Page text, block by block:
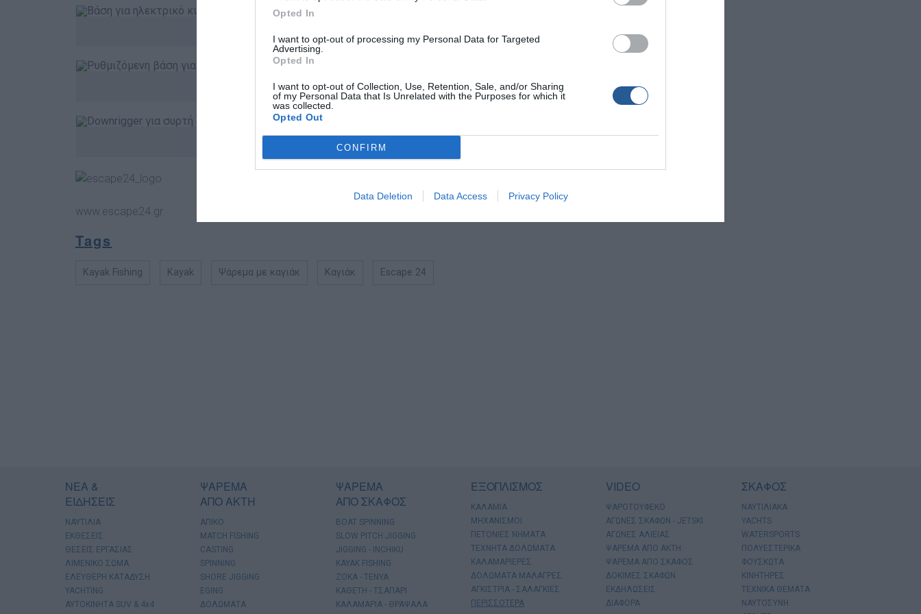
Opted In
I want to opt-out of processing my Personal Data for Targeted
Advertising.
Opted In
I want to opt-out of Collection, Use, Retention, Sale, and/or Sharing
of my Personal Data that Is Unrelated with the Purposes for which it
was collected.
Opted Out
CONFIRM
Data Deletion Data Access Privacy Policy
Ρυθµιζόµενη βάση για το σχοινί της άγκυρας
Downrigger για συρτή στα µεσόνερα και όχι µόνο!
www.escape24.gr
Tags
Kayak Fishing Kayak Ψάρεμα με καγιάκ Καγιάκ Escape 24
ΝΕΑ &
ΕΙΔΗΣΕΙΣ
ΝΑΥΤΙΛΙΑ
ΕΚΘΕΣΕΙΣ
ΘΕΣΕΙΣ ΕΡΓΑΣΙΑΣ
ΛΙΜΕΝΙΚΟ ΣΩΜΑ
ΕΛΕΥΘΕΡΗ ΚΑΤΑΔΥΣΗ
YACHTING
AYTOKINHTA SUV & 4x4
ΨΑΡΕΜΑ
ΑΠΟ ΑΚΤΗ
ΑΠΙΚΟ
MATCH FISHING
CASTING
SPINNING
SHORE JIGGING
EGING
ΔΟΛΩΜΑΤΑ
ΨΑΡΕΜΑ
ΑΠΟ ΣΚΑΦΟΣ
BOAT SPINNING
SLOW PITCH JIGGING
JIGGING - INCHIKU
KAYAK FISHING
ΖΟΚΑ - ΤΕΝΥΑ
ΚΑΘΕΤΗ - ΤΣΑΠΑΡΙ
ΚΑΛΑΜΑΡΙΑ - ΘΡΑΨΑΛΑ
ΕΞΟΠΛΙΣΜΟΣ
ΚΑΛΑΜΙΑ
ΜΗΧΑΝΙΣΜΟΙ
ΠΕΤΟΝΙΕΣ ΝΗΜΑΤΑ
ΤΕΧΝΗΤΑ ΔΟΛΩΜΑΤΑ
ΚΑΛΑΜΑΡΙΕΡΕΣ
ΔΟΛΩΜΑΤΑ ΜΑΛΑΓΡΕΣ
ΑΓΚΙΣΤΡΙΑ - ΣΑΛΑΓΚΙΕΣ
ΠΕΡΙΣΣΟΤΕΡΑ
VIDEO
ΨΑΡΟΤΟΥΦΕΚΟ
ΑΓΩΝΕΣ ΣΚΑΦΩΝ - JETSKI
ΑΓΩΝΕΣ ΑΛΙΕΙΑΣ
ΨΑΡΕΜΑ ΑΠΟ ΑΚΤΗ
ΨΑΡΕΜΑ ΑΠΟ ΣΚΑΦΟΣ
ΔΟΚΙΜΕΣ ΣΚΑΦΩΝ
ΕΚΔΗΛΩΣΕΙΣ
ΔΙΑΦΟΡΑ
ΣΚΑΦΟΣ
ΝΑΥΤΙΛΙΑΚΑ
YACHTS
WATERSPORTS
ΠΟΛΥΕΣΤΕΡΙΚΑ
ΦΟΥΣΚΩΤΑ
ΚΙΝΗΤΗΡΕΣ
ΤΕΧΝΙΚΑ ΘΕΜΑΤΑ
ΝΑΥΤΟΣΥΝΗ